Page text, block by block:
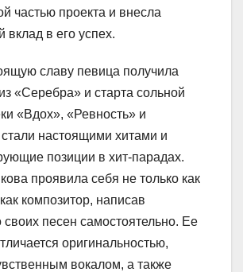
частью проекта и внесла
вклад в его успех.
славу певица получила
«Серебра» и старта сольной
«Вдох», «Ревность» и
настоящими хитами и
позиции в хит-парадах.
проявила себя не только как
композитор, написав
песен самостоятельно. Ее
оригинальностью,
вокалом, а также